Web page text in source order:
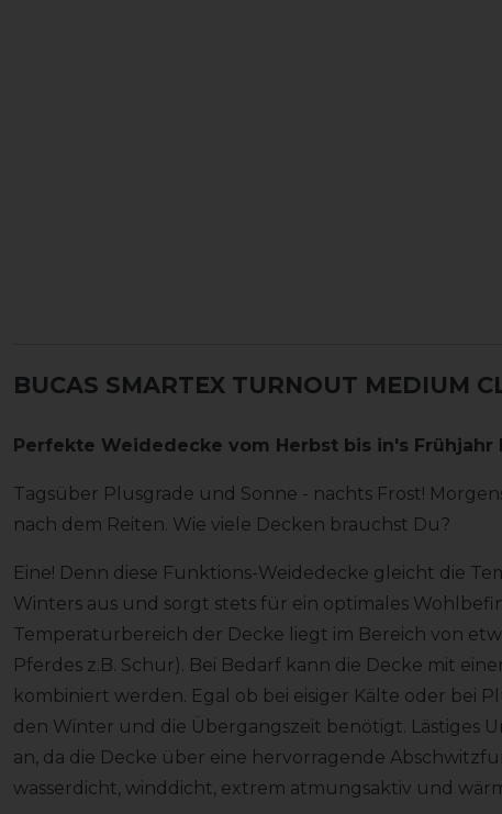
BUCAS SMARTEX TURNOUT MEDIUM
Perfekte Weidedecke vom Herbst bis in's Frühjahr
Tagsüber Plusgrade und Sonne - nachts Frost!
nach dem Reiten. Wie viele Decken brauchst Du?
Eine! Denn diese Funktions-Weidedecke gleicht die
Winters aus und sorgt stets für ein optimales
Temperaturbereich der Decke liegt im Bereich von
Pferdes z.B. Schur). Bei Bedarf kann die Decke mit
kombiniert werden. Egal ob bei eisiger Kälte oder bei
den Winter und die Übergangszeit benötigt. Lästiges
an, da die Decke über eine hervorragende
wasserdicht, winddicht, extrem atmungsaktiv und